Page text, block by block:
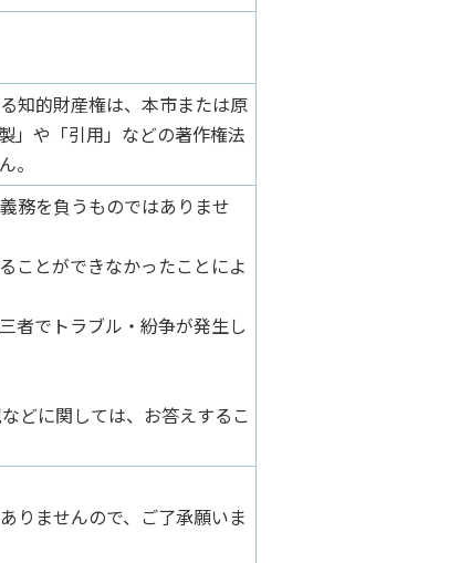
知的財産権は、本市または原
」や「引用」などの著作権法
。
務を負うものではありませ
ことができなかったことによ
者でトラブル・紛争が発生し
どに関しては、お答えするこ
りませんので、ご了承願いま